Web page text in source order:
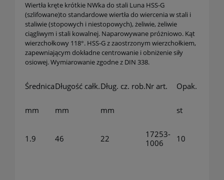
Wiertła kręte krótkie NWka do stali Luna HSS-G
(szlifowane)to standardowe wiertła do wiercenia w stali i
staliwie (stopowych i niestopowych), żeliwie, żeliwie
ciągliwym i stali kowalnej. Naparowywane próżniowo. Kąt
wierzchołkowy 118°. HSS-G z zaostrzonym wierzchołkiem,
zapewniającym dokładne centrowanie i obniżenie siły
osiowej. Wymiarowanie zgodne z DIN 338.
ŚrednicaDługość całk.Dług. cz. rob.Nr art. Opak.
mm mm mm st
1.9 46 22
17253-
1006
10